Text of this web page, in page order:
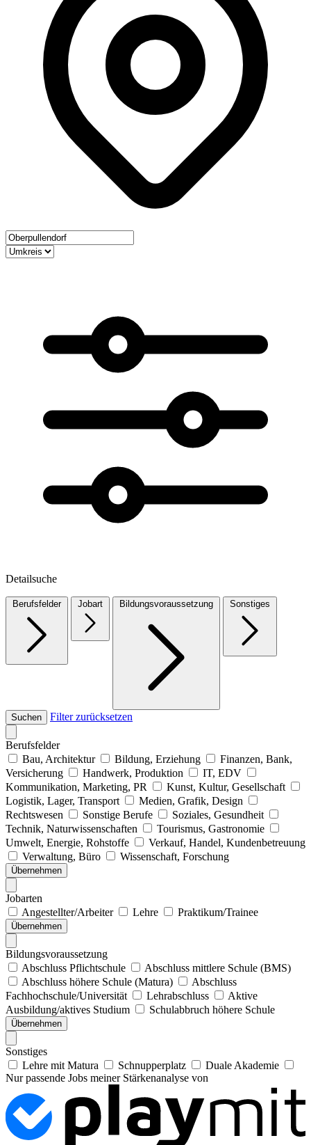
Detailsuche
Berufsfelder Jobart Bildungsvoraussetzung Sonstiges
Suchen Filter zurücksetzen
Berufsfelder
Bau, Architektur
Bildung, Erziehung
Finanzen, Bank,
Versicherung
Handwerk, Produktion
IT, EDV
Kommunikation, Marketing, PR
Kunst, Kultur, Gesellschaft
Logistik, Lager, Transport
Medien, Grafik, Design
Rechtswesen
Sonstige Berufe
Soziales, Gesundheit
Technik, Naturwissenschaften
Tourismus, Gastronomie
Umwelt, Energie, Rohstoffe
Verkauf, Handel, Kundenbetreuung
Verwaltung, Büro
Wissenschaft, Forschung
Übernehmen
Jobarten
Angestellter/Arbeiter
Lehre Praktikum/Trainee
Übernehmen
Bildungsvoraussetzung
Abschluss Pflichtschule
Abschluss mittlere Schule (BMS)
Abschluss höhere Schule (Matura)
Abschluss
Fachhochschule/Universität
Lehrabschluss
Aktive
Ausbildung/aktives Studium
Schulabbruch höhere Schule
Übernehmen
Sonstiges
Lehre mit Matura
Schnupperplatz
Duale Akademie
Nur passende Jobs meiner Stärkenanalyse von